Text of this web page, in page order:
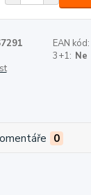
EAN kód:
3+1: Ne
0